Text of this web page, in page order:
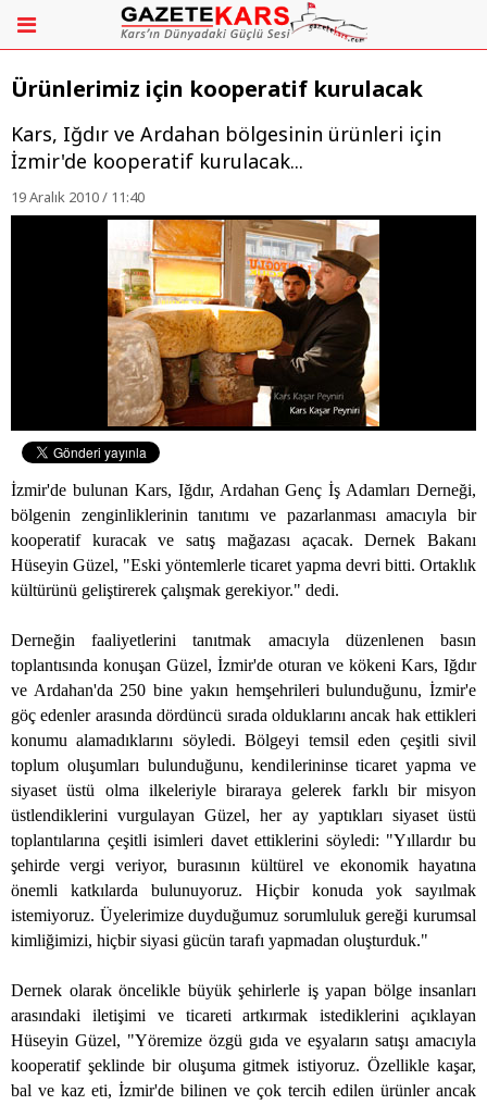
Ürünlerimiz için kooperatif kurulacak
Kars, Iğdır ve Ardahan bölgesinin ürünleri için
İzmir'de kooperatif kurulacak...
19 Aralık 2010 / 11:40
İzmir'de bulunan Kars, Iğdır, Ardahan Genç İş Adamları Derneği,
bölgenin zenginliklerinin tanıtımı ve pazarlanması amacıyla bir
kooperatif kuracak ve satış mağazası açacak. Dernek Bakanı
Hüseyin Güzel, "Eski yöntemlerle ticaret yapma devri bitti. Ortaklık
kültürünü geliştirerek çalışmak gerekiyor." dedi.
Derneğin faaliyetlerini tanıtmak amacıyla düzenlenen basın
toplantısında konuşan Güzel, İzmir'de oturan ve kökeni Kars, Iğdır
ve Ardahan'da 250 bine yakın hemşehrileri bulunduğunu, İzmir'e
göç edenler arasında dördüncü sırada olduklarını ancak hak ettikleri
konumu alamadıklarını söyledi. Bölgeyi temsil eden çeşitli sivil
toplum oluşumları bulunduğunu, kendilerininse ticaret yapma ve
siyaset üstü olma ilkeleriyle biraraya gelerek farklı bir misyon
üstlendiklerini vurgulayan Güzel, her ay yaptıkları siyaset üstü
toplantılarına çeşitli isimleri davet ettiklerini söyledi: "Yıllardır bu
şehirde vergi veriyor, burasının kültürel ve ekonomik hayatına
önemli katkılarda bulunuyoruz. Hiçbir konuda yok sayılmak
istemiyoruz. Üyelerimize duyduğumuz sorumluluk gereği kurumsal
kimliğimizi, hiçbir siyasi gücün tarafı yapmadan oluşturduk."
Dernek olarak öncelikle büyük şehirlerle iş yapan bölge insanları
arasındaki iletişimi ve ticareti artkırmak istediklerini açıklayan
Hüseyin Güzel, "Yöremize özgü gıda ve eşyaların satışı amacıyla
kooperatif şeklinde bir oluşuma gitmek istiyoruz. Özellikle kaşar,
bal ve kaz eti, İzmir'de bilinen ve çok tercih edilen ürünler ancak